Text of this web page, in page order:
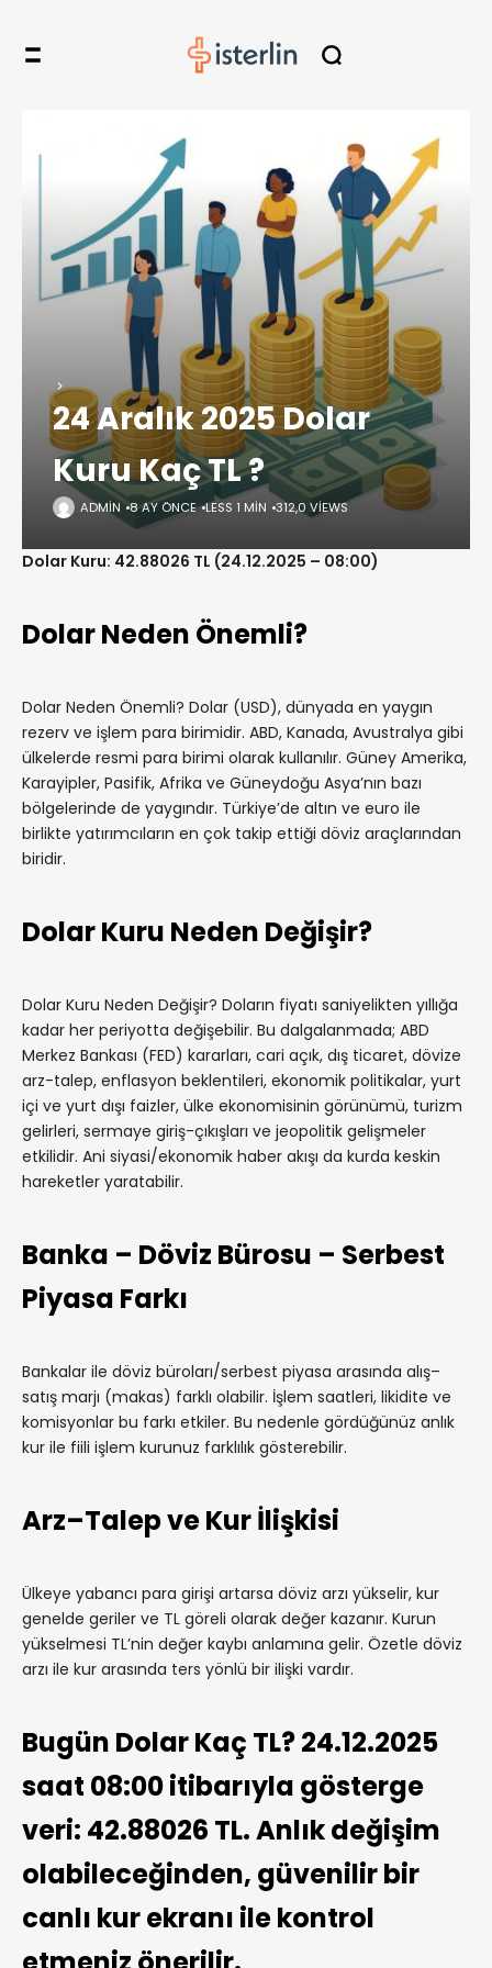
24 Aralık 2025 Dolar
Kuru Kaç TL ?
ADMIN 8 AY ÖNCE LESS 1 MIN 312,0 VIEWS
Dolar Kuru: 42.88026 TL (24.12.2025 – 08:00)
Dolar Neden Önemli?
Dolar Neden Önemli? Dolar (USD), dünyada en yaygın
rezerv ve işlem para birimidir. ABD, Kanada, Avustralya gibi
ülkelerde resmi para birimi olarak kullanılır. Güney Amerika,
Karayipler, Pasifik, Afrika ve Güneydoğu Asya’nın bazı
bölgelerinde de yaygındır. Türkiye’de altın ve euro ile
birlikte yatırımcıların en çok takip ettiği döviz araçlarından
biridir.
Dolar Kuru Neden Değişir?
Dolar Kuru Neden Değişir? Doların fiyatı saniyelikten yıllığa
kadar her periyotta değişebilir. Bu dalgalanmada; ABD
Merkez Bankası (FED) kararları, cari açık, dış ticaret, dövize
arz-talep, enflasyon beklentileri, ekonomik politikalar, yurt
içi ve yurt dışı faizler, ülke ekonomisinin görünümü, turizm
gelirleri, sermaye giriş-çıkışları ve jeopolitik gelişmeler
etkilidir. Ani siyasi/ekonomik haber akışı da kurda keskin
hareketler yaratabilir.
Banka – Döviz Bürosu – Serbest
Piyasa Farkı
Bankalar ile döviz büroları/serbest piyasa arasında alış–
satış marjı (makas) farklı olabilir. İşlem saatleri, likidite ve
komisyonlar bu farkı etkiler. Bu nedenle gördüğünüz anlık
kur ile fiili işlem kurunuz farklılık gösterebilir.
Arz–Talep ve Kur İlişkisi
Ülkeye yabancı para girişi artarsa döviz arzı yükselir, kur
genelde geriler ve TL göreli olarak değer kazanır. Kurun
yükselmesi TL’nin değer kaybı anlamına gelir. Özetle döviz
arzı ile kur arasında ters yönlü bir ilişki vardır.
Bugün Dolar Kaç TL? 24.12.2025
saat 08:00 itibarıyla gösterge
veri: 42.88026 TL. Anlık değişim
olabileceğinden, güvenilir bir
canlı kur ekranı ile kontrol